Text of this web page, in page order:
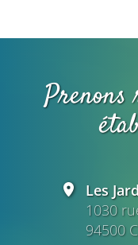
Prenons
Les
1030
94500